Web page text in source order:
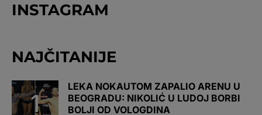
INSTAGRAM
NAJČITANIJE
LEKA NOKAUTOM ZAPALIO ARENU U
BEOGRADU: NIKOLIĆ U LUDOJ BORBI
BOLJI OD VOLOGDINA